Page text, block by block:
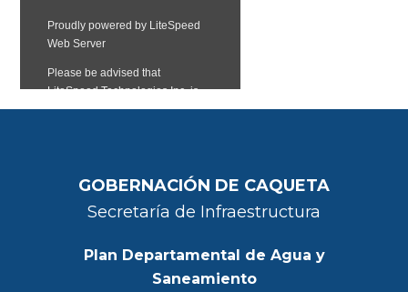
GOBERNACIÓN DE CAQUETA
Secretaría de Infraestructura
Plan Departamental de Agua y
Saneamiento